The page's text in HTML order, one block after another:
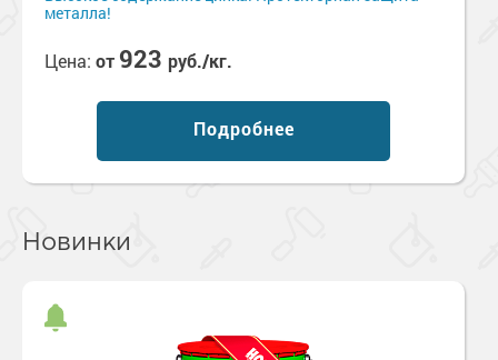
металла!
Цена: от 923 руб./кг.
Подробнее
Новинки